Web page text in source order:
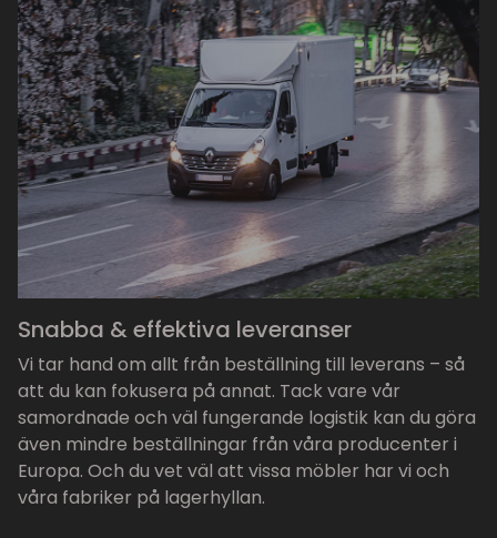
Snabba & effektiva leveranser
Vi tar hand om allt från beställning till leverans – så
att du kan fokusera på annat. Tack vare vår
samordnade och väl fungerande logistik kan du göra
även mindre beställningar från våra producenter i
Europa. Och du vet väl att vissa möbler har vi och
våra fabriker på lagerhyllan.